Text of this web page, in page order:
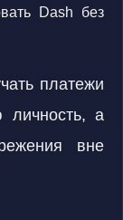
Dash без
платежи
личность, а
вне